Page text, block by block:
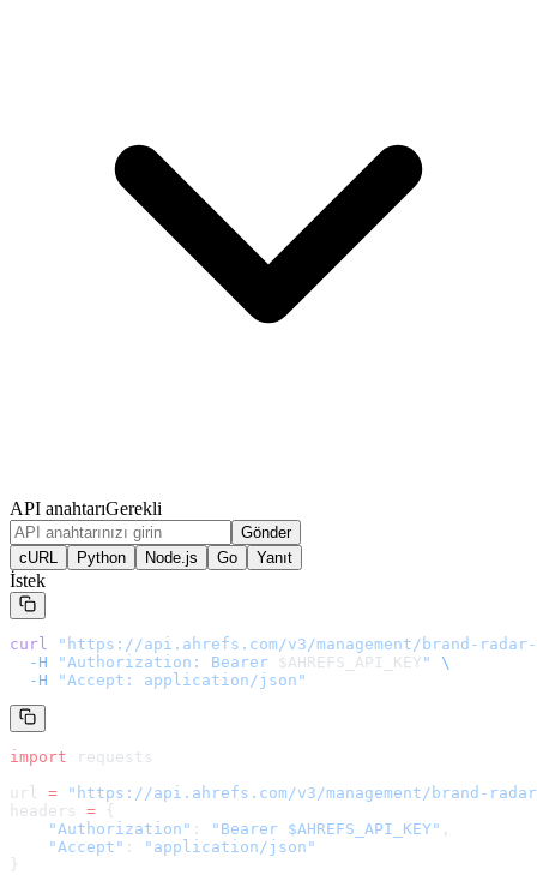
API anahtarıGerekli
Gönder
cURL
Python Node.js Go Yanıt
İstek
curl " https://api.ahrefs.com/v3/management/brand-
  -H
"Authorization: Bearer $AHREFS_API_KEY "
\
  -H
"Accept: application/json"
import requests
url = " https://api.ahrefs.com/v3/management/brand-
headers = {
    "Authorization"
: "Bearer $AHREFS_API_KEY" ,
    "Accept"
:
"application/json"
}